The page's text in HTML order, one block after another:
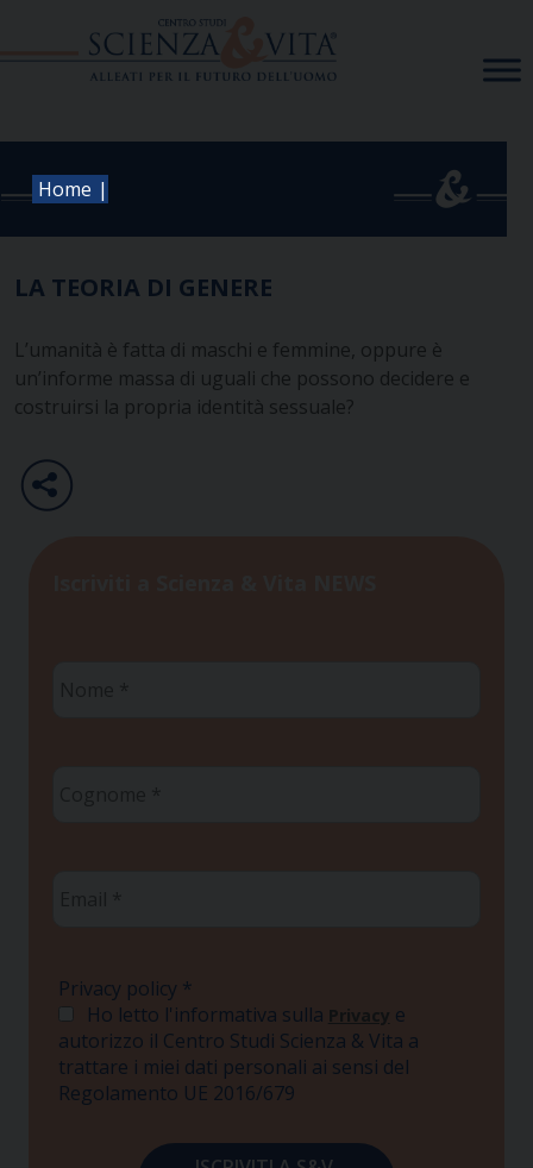
Home |
LA TEORIA DI GENERE
L’umanità è fatta di maschi e femmine, oppure è
un’informe massa di uguali che possono decidere e
costruirsi la propria identità sessuale?
Privacy policy *
Ho letto l'informativa sulla Privacy e
autorizzo il Centro Studi Scienza & Vita a
trattare i miei dati personali ai sensi del
Regolamento UE 2016/679